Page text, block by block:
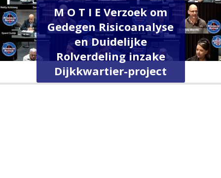
M O T I E Verzoek om
Gedegen Risicoanalyse
en Duidelijke
Rolverdeling inzake
Dijkkwartier-project